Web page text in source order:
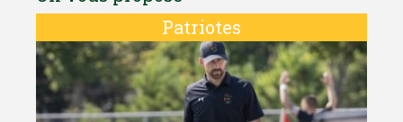
Patriotes